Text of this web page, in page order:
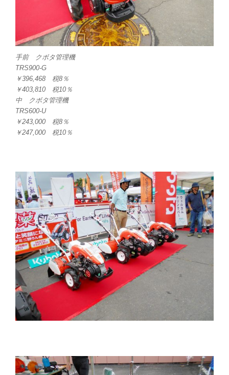
手前 クボタ管理機
TRS900-G
￥396,468 税8％
￥403,810 税10％
中 クボタ管理機
TRS600-U
￥243,000 税8％
￥247,000 税10％